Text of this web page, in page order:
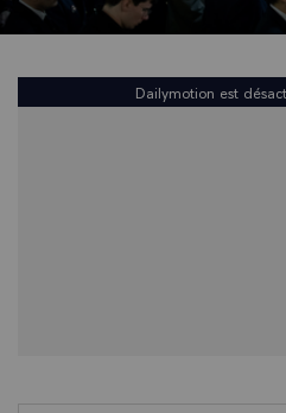
Dailymotion est